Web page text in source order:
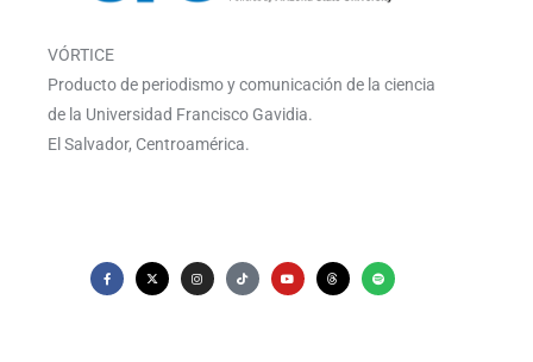
VÓRTICE
Producto de periodismo y comunicación de la ciencia
de la Universidad Francisco Gavidia.
El Salvador, Centroamérica.